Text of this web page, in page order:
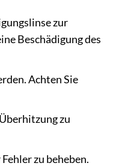
zur
Beschädigung des
Achten Sie
zu
zu beheben.